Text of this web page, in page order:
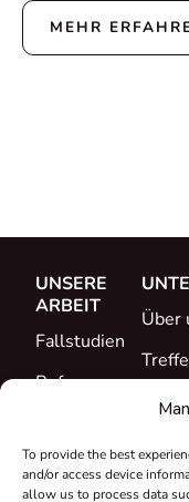
To provide the best
and/or access device
allow us to process data
MEHR
UNSERE
ARBEIT
Fallstudien
Referenzen
Über
das